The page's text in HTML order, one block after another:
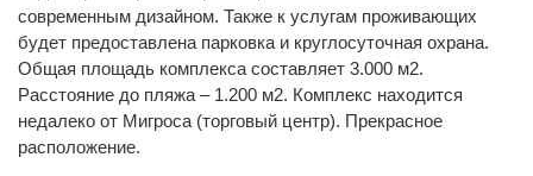
современным дизайном. Также к услугам проживающих
будет предоставлена парковка и круглосуточная охрана.
Общая площадь комплекса составляет 3.000 м2.
Расстояние до пляжа – 1.200 м2. Комплекс находится
недалеко от Мигроса (торговый центр). Прекрасное
расположение.